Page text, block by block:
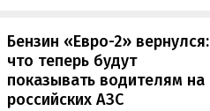
Бензин «Евро-2» вернулся:
что теперь будут
показывать водителям на
российских АЗС